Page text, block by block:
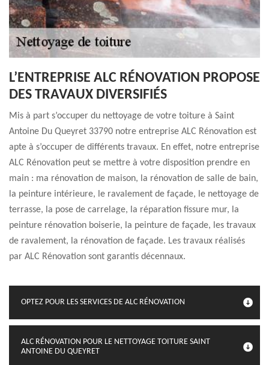
L’ENTREPRISE ALC RÉNOVATION PROPOSE
DES TRAVAUX DIVERSIFIÉS
Mis à part s’occuper du nettoyage de votre toiture à Saint
Antoine Du Queyret 33790 notre entreprise ALC Rénovation est
apte à s’occuper de différents travaux. En effet, notre entreprise
ALC Rénovation peut se mettre à votre disposition prendre en
main : ma rénovation de maison, la rénovation de salle de bain,
la peinture intérieure, le ravalement de façade, le nettoyage de
terrasse, la pose de carrelage, la réparation fissure mur, la
peinture rénovation boiserie, la peinture de façade, les travaux
de ravalement, la rénovation de façade. Les travaux réalisés
par ALC Rénovation sont garantis décennaux.
OPTEZ POUR LES SERVICES DE ALC RÉNOVATION
ALC RÉNOVATION POUR LE NETTOYAGE TOITURE SAINT
ANTOINE DU QUEYRET